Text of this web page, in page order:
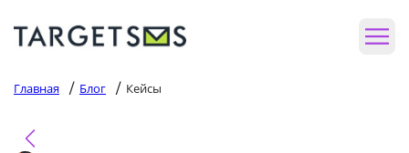
Главная / Блог / Кейсы